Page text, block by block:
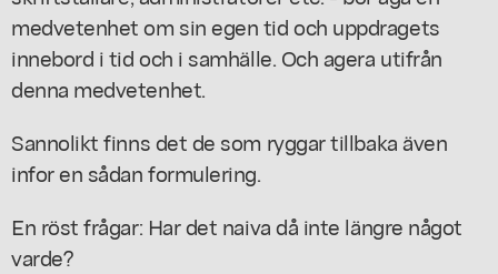
medvetenhet om sin egen tid och uppdragets
innebord i tid och i samhälle. Och agera utifrån
denna medvetenhet.
Sannolikt finns det de som ryggar tillbaka även
infor en sådan formulering.
En röst frågar: Har det naiva då inte längre något
varde?